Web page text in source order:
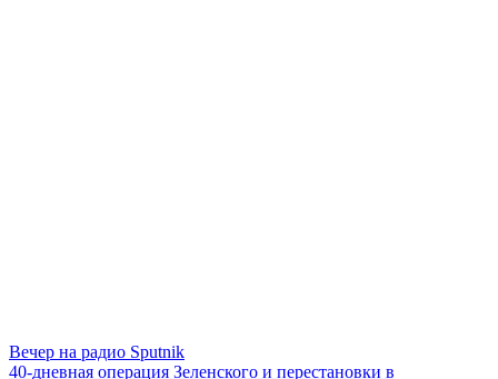
Вечер на радио Sputnik
40-дневная операция Зеленского и перестановки в